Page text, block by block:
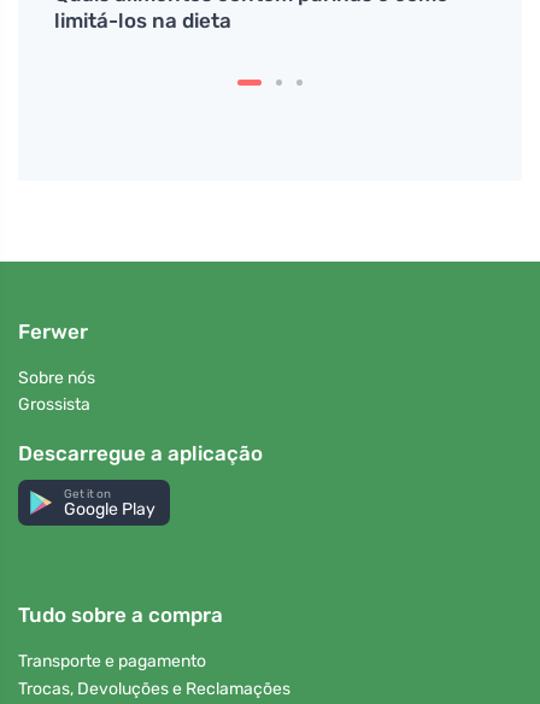
limitá-los na dieta
Ferwer
Sobre nós
Grossista
Descarregue a aplicação
Get it on
Google Play
Tudo sobre a compra
Transporte e pagamento
Trocas, Devoluções e Reclamações